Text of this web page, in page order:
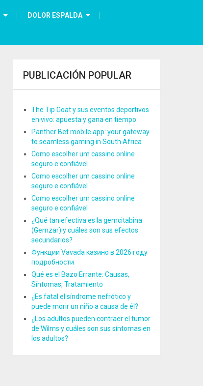
DOLOR ESPALDA
PUBLICACIÓN POPULAR
The Tip Goat y sus eventos deportivos
en vivo: apuesta y gana en tiempo
Panther Bet mobile app: your gateway
to seamless gaming in South Africa
Como escolher um cassino online
seguro e confiável
Como escolher um cassino online
seguro e confiável
Como escolher um cassino online
seguro e confiável
¿Qué tan efectiva es la gemcitabina
(Gemzar) y cuáles son sus efectos
secundarios?
Функции Vavada казино в 2026 году
подробности
Qué es el Bazo Errante: Causas,
Síntomas, Tratamiento
¿Es fatal el síndrome nefrótico y
puede morir un niño a causa de él?
¿Los adultos pueden contraer el tumor
de Wilms y cuáles son sus síntomas en
los adultos?